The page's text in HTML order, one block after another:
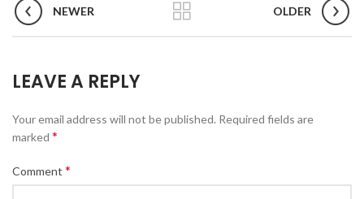
NEWER OLDER
LEAVE A REPLY
Your email address will not be published. Required fields are
marked *
Comment *